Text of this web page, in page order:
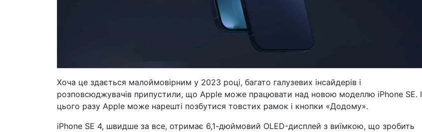
Хоча це здається малоймовірним у 2023 році, багато галузевих інсайдерів і
розповсюджувачів припустили, що Apple може працювати над новою моделлю iPhone SE. І
цього разу Apple може нарешті позбутися товстих рамок і кнопки «Додому».
iPhone SE 4, швидше за все, отримає 6,1-дюймовий OLED-дисплей з виїмкою, що зробить